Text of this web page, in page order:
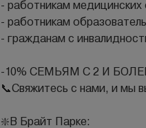
- работникам медицинских
- работникам
- гражданам с
-10% CЕМЬЯМ С 2 И
📞Свяжитесь с нами, и мы
❇️В Брайт Парке: